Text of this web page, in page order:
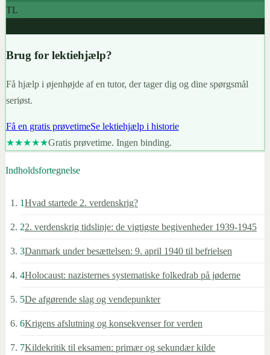
TL
Brug for lektiehjælp?
Få hjælp i øjenhøjde af en tutor, der tager dig og dine spørgsmål
seriøst.
Få en gratis prøvetimeSe lektiehjælp i historie
★★★★★Gratis prøvetime. Ingen binding.
Indholdsfortegnelse
1Hvad startede 2. verdenskrig?
22. verdenskrig tidslinje: de vigtigste begivenheder 1939-1945
3Danmark under besættelsen: 9. april 1940 til befrielsen
4Holocaust: nazisternes systematiske folkedrab på jøderne
5De afgørende slag og vendepunkter
6Krigens afslutning og konsekvenser for verden
7Kildekritik til eksamen: primær og sekundær kilde